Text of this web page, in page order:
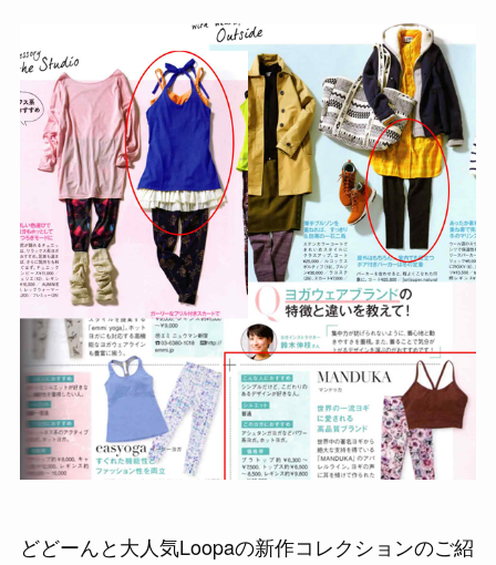
どどーんと大人気Loopaの新作コレクションのご紹